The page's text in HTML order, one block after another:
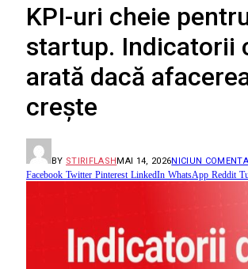
KPI-uri cheie
startup. Indicatorii
arată dacă
crește
BY STIRIFLASHMAI 14, 2026NICIUN
Facebook Twitter Pinterest LinkedIn WhatsApp Reddit